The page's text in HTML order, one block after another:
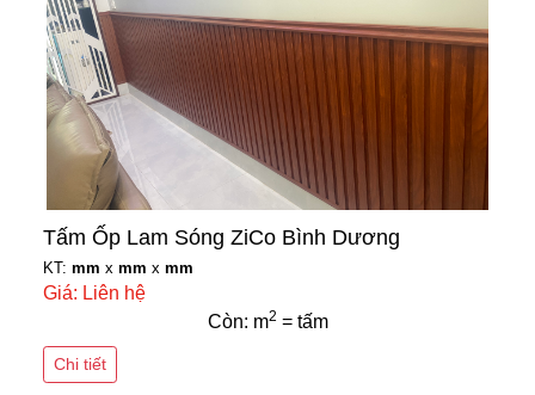
Tấm Ốp Lam Sóng ZiCo Bình Dương
KT: mm x mm x mm
Giá: Liên hệ
Còn: m2 = tấm
Chi tiết